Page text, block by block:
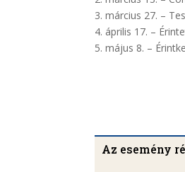
3. március 27. –
4. április 17. –
5. május 8. –
Az esemény